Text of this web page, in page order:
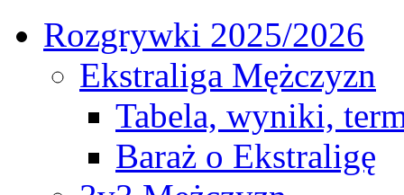
Rozgrywki 2025/2026
Ekstraliga Mężczyzn
Tabela, wyniki,
Baraż o Ekstraligę